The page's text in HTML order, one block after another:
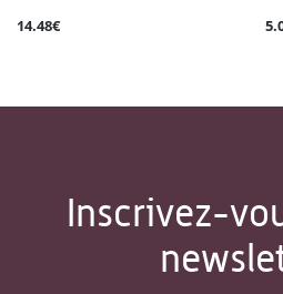
14.48€
Inscrivez-